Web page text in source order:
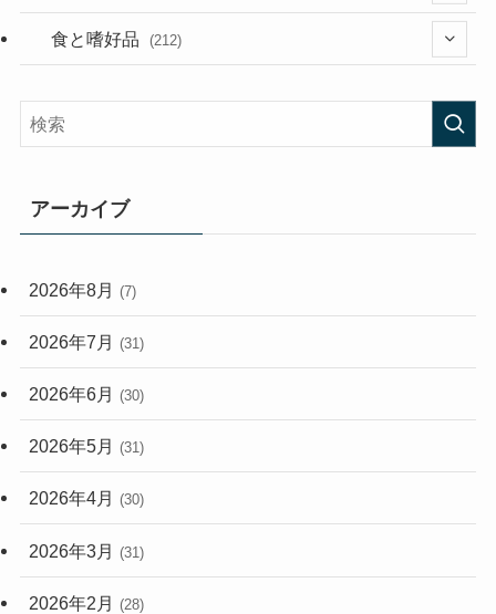
(282)
(33)
(248)
(56)
食と嗜好品 (212)
アーカイブ
2026年8月 (7)
2026年7月 (31)
2026年6月 (30)
2026年5月 (31)
2026年4月 (30)
2026年3月 (31)
2026年2月 (28)